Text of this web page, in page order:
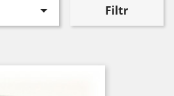
 Filtr